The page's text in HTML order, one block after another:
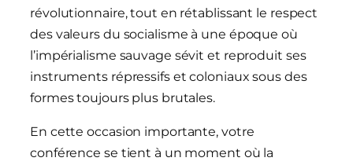
révolutionnaire, tout en rétablissant le respect
des valeurs du socialisme à une époque où
l’impérialisme sauvage sévit et reproduit ses
instruments répressifs et coloniaux sous des
formes toujours plus brutales.
En cette occasion importante, votre
conférence se tient à un moment où la